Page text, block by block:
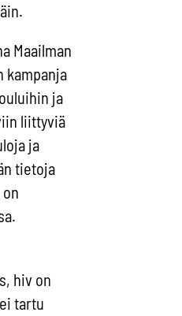
Maailman
kampanja
ja
liittyviä
ja
tietoja
hiv on
tartu